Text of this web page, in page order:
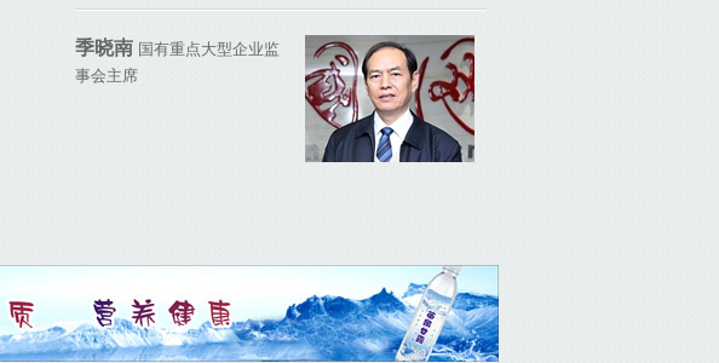
季晓南 国有重点大型企业监
事会主席